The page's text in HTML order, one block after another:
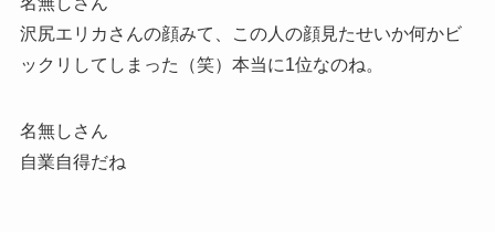
沢尻エリカさんの顔みて、この人の顔見たせいか何かビ
ックリしてしまった（笑）本当に1位なのね。
名無しさん
自業自得だね